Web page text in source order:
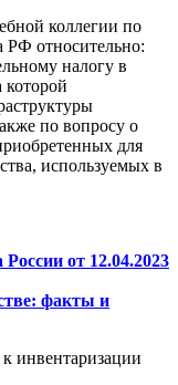
коллегии по
РФ относительно:
налогу в
которой
по вопросу о
для
используемых в
от 12.04.2023
факты и
инвентаризации